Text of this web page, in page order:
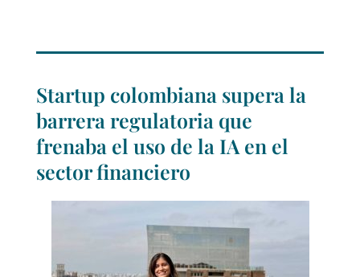
Startup colombiana supera la
barrera regulatoria que
frenaba el uso de la IA en el
sector financiero